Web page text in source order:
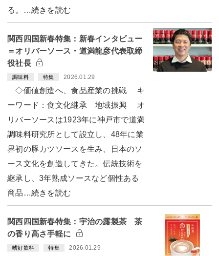
る。…続きを読む
関西四国新春特集：新春インタビュー
＝オリバーソース・道満龍彦代表取締
役社長
調味料 特集 2026.01.29
◇価値創造へ、食品産業の挑戦 キ
ーワード：食文化継承 地域振興 オ
リバーソースは1923年に神戸市で道満
調味料研究所として設立し、48年に業
界初の豚カツソースを生み、日本のソ
ース文化を創造してきた。伝統技術を
継承し、3年熟成ソースなど個性ある
商品…続きを読む
関西四国新春特集：宇治の露製茶 茶
の香り高さ手軽に
嗜好飲料 特集 2026.01.29